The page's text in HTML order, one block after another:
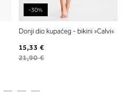
-30%
Donji dio kupaćeg - bikini »Calvi«
15,33 €
21,90 €